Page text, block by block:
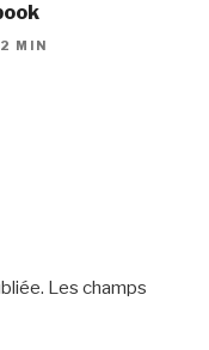
MIN
Les champs